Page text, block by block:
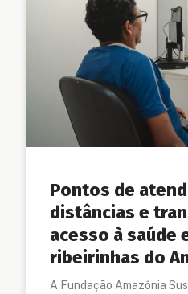
Pontos de
distâncias e
acesso à saúde
ribeirinhas do
A Fundação Amazônia